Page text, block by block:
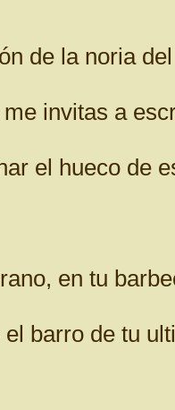
de la noria
invitas a
el hueco de
en tu
barro de tu